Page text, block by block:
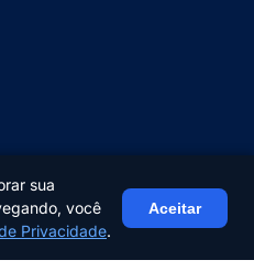
sua
você
Privacidade.
Aceitar